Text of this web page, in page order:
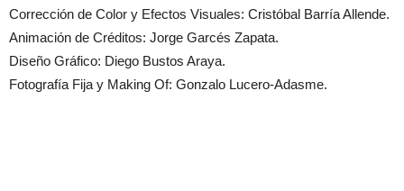
Corrección de Color y Efectos Visuales: Cristóbal Barría Allende.
Animación de Créditos: Jorge Garcés Zapata.
Diseño Gráfico: Diego Bustos Araya.
Fotografía Fija y Making Of: Gonzalo Lucero-Adasme.